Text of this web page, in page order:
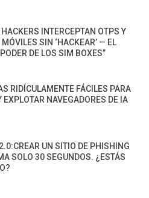
INTERCEPTAN OTPS Y
SIN ‘HACKEAR’ — EL
DE LOS SIM BOXES”
RIDÍCULAMENTE FÁCILES PARA
EXPLOTAR NAVEGADORES DE IA
UN SITIO DE PHISHING
SOLO 30 SEGUNDOS. ¿ESTÁS